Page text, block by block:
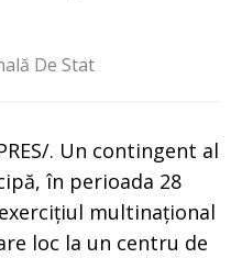
De Stat
. Un contingent al
în perioada 28
multinațional
loc la un centru de